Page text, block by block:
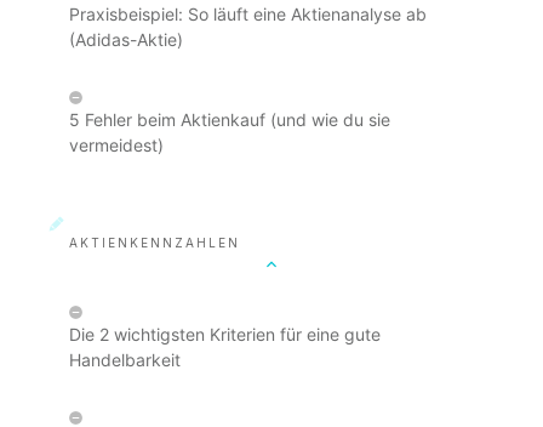
Praxisbeispiel: So läuft eine Aktienanalyse ab
(Adidas-Aktie)
5 Fehler beim Aktienkauf (und wie du sie
vermeidest)
AKTIENKENNZAHLEN
Die 2 wichtigsten Kriterien für eine gute
Handelbarkeit